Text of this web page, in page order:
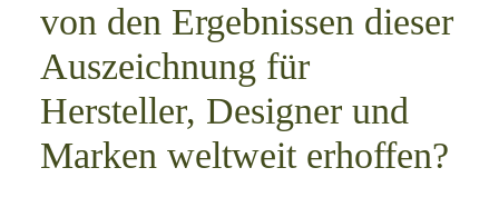
von den Ergebnissen dieser
Auszeichnung für
Hersteller, Designer und
Marken weltweit erhoffen?